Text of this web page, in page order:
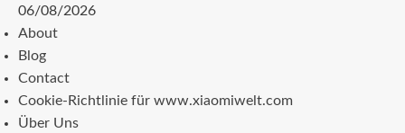
Zum
Inhalt
springen
06/08/2026
About
Blog
Contact
Cookie-Richtlinie für www.xiaomiwelt.com
Über Uns